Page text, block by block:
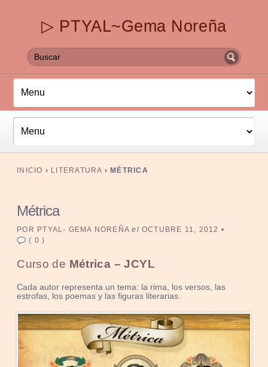
▷ PTYAL~Gema Noreña
INICIO › LITERATURA › MÉTRICA
Métrica
POR PTYAL- GEMA NOREÑA el OCTUBRE 11, 2012 •
( 0 )
Curso de Métrica – JCYL
Cada autor representa un tema: la rima, los versos, las
estrofas, los poemas y las figuras literarias.